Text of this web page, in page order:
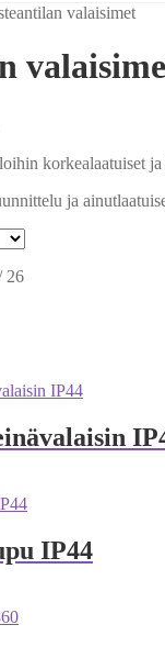
valaisimet
korkealaatuiset ja
ja
26
IP44